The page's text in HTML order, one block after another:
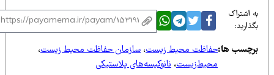
اشتراک
ها:حفاظت محیط زیست،سازمان حفاظت محیط زیست،
محیط‌زیست،نانوکیسه‌های پلاستیکی